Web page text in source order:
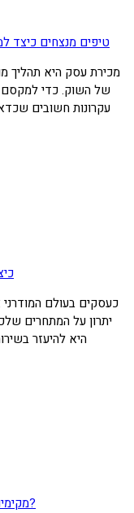
5 טיפים מנצחים
מכירת עסק היא תהליך
של השוק. כדי למקסם
עקרונות חשובים
כעסקים בעולם
יתרון על המתחרים
היא להיעזר
מקימים חנות אינטרנטית? מה לגבי המשלוחים?